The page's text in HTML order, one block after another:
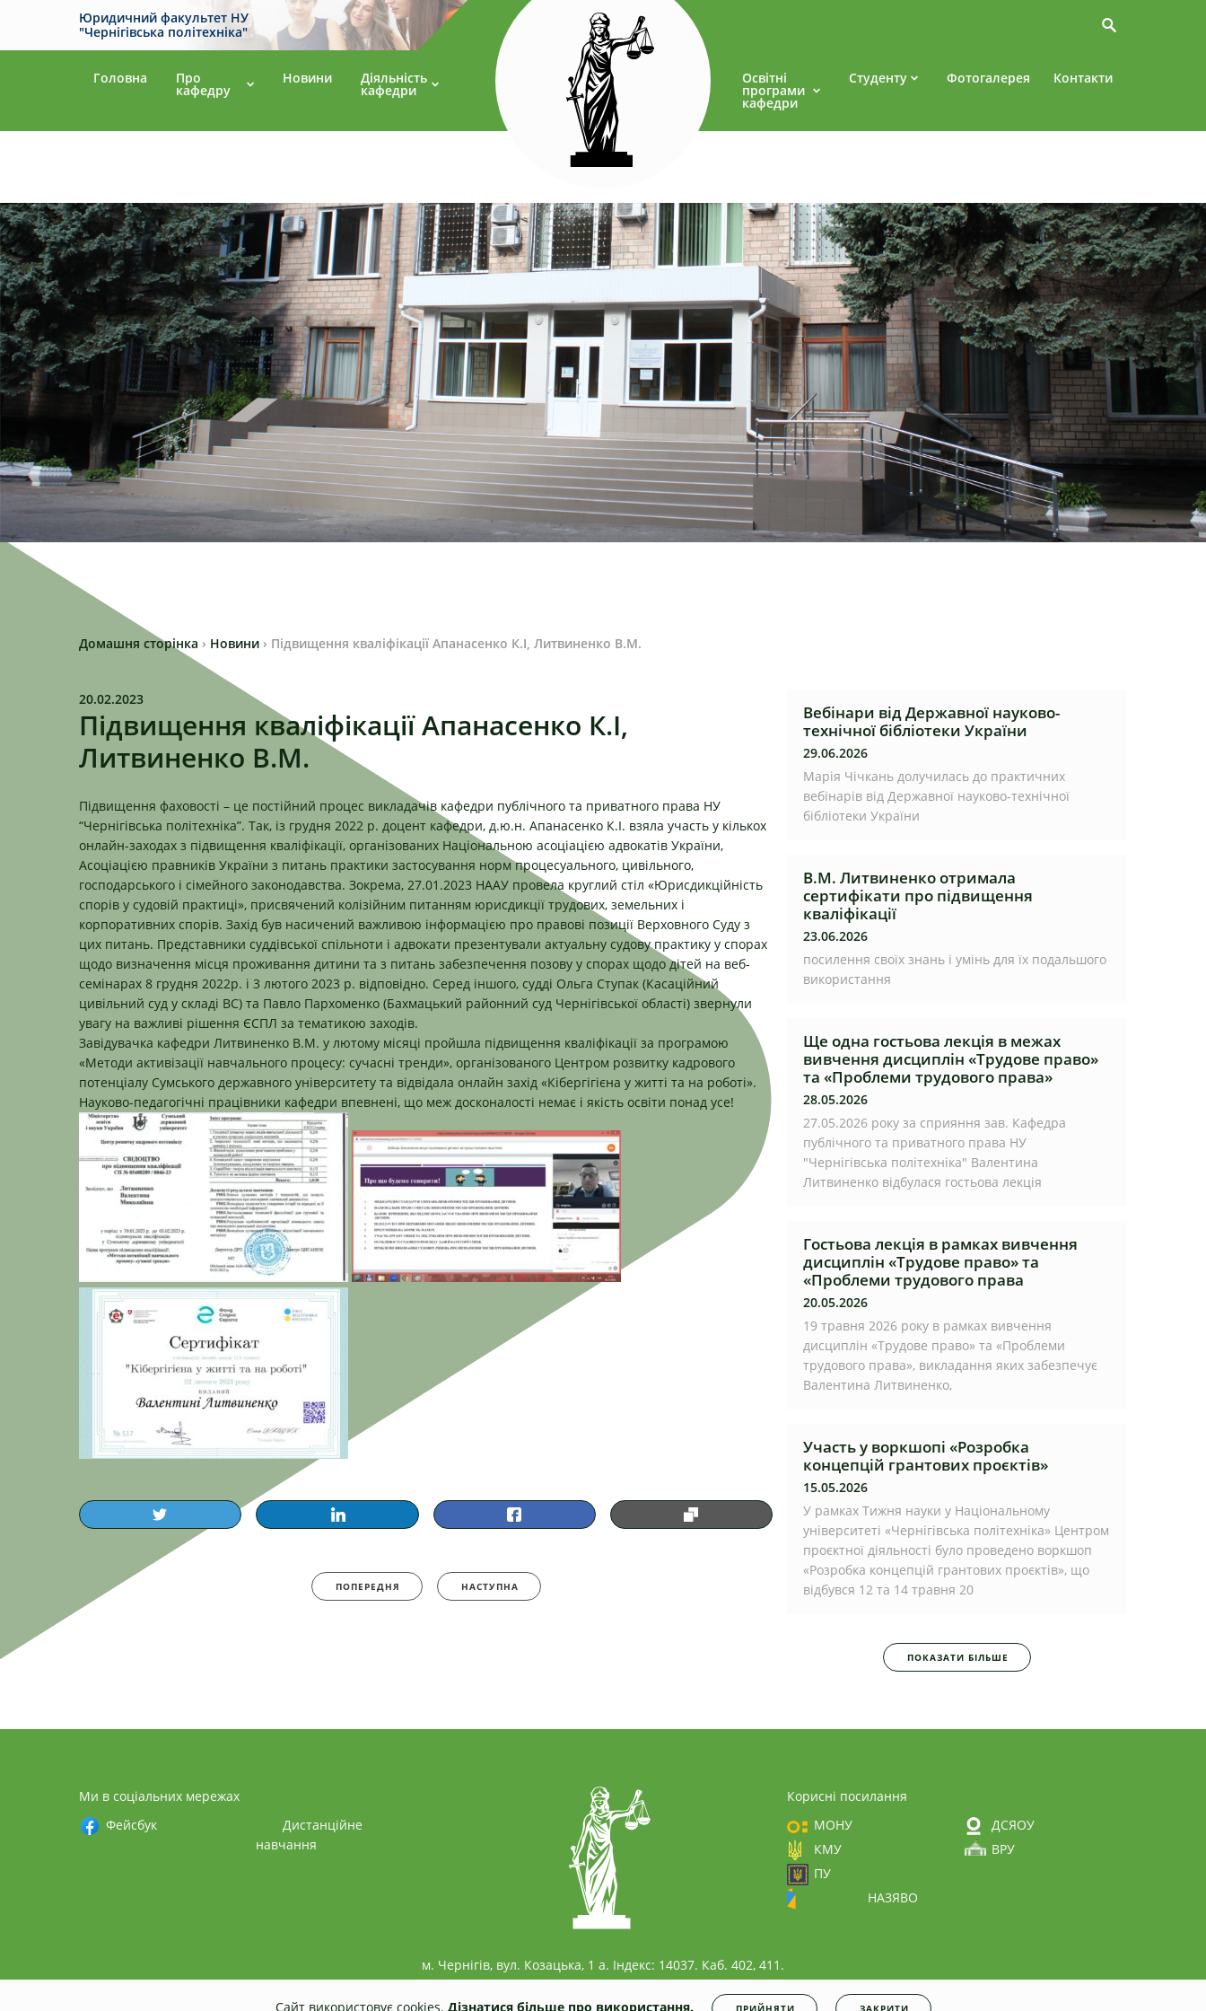
Юридичний факультет НУ
"Чернігівська політехніка"
Головна Про
кафедру
Новини Діяльність
кафедри
Освітні
програми
кафедри
Студенту Фотогалерея Контакти
Домашня сторінка › Новини › Підвищення кваліфікації Апанасенко К.І, Литвиненко В.М.
20.02.2023
Підвищення кваліфікації Апанасенко К.І,
Литвиненко В.М.
Підвищення фаховості – це постійний процес викладачів кафедри публічного та приватного права НУ
“Чернігівська політехніка”. Так, із грудня 2022 р. доцент кафедри, д.ю.н. Апанасенко К.І. взяла участь у кількох
онлайн-заходах з підвищення кваліфікації, організованих Національною асоціацією адвокатів України,
Асоціацією правників України з питань практики застосування норм процесуального, цивільного,
господарського і сімейного законодавства. Зокрема, 27.01.2023 НААУ провела круглий стіл «Юрисдикційність
спорів у судовій практиці», присвячений колізійним питанням юрисдикції трудових, земельних і
корпоративних спорів. Захід був насичений важливою інформацією про правові позиції Верховного Суду з
цих питань. Представники суддівської спільноти і адвокати презентували актуальну судову практику у спорах
щодо визначення місця проживання дитини та з питань забезпечення позову у спорах щодо дітей на веб-
семінарах 8 грудня 2022р. і 3 лютого 2023 р. відповідно. Серед іншого, судді Ольга Ступак (Касаційний
цивільний суд у складі ВС) та Павло Пархоменко (Бахмацький районний суд Чернігівської області) звернули
увагу на важливі рішення ЄСПЛ за тематикою заходів.
Завідувачка кафедри Литвиненко В.М. у лютому місяці пройшла підвищення кваліфікації за програмою
«Методи активізації навчального процесу: сучасні тренди», організованого Центром розвитку кадрового
потенціалу Сумського державного університету та відвідала онлайн захід «Кібергігієна у житті та на роботі».
Науково-педагогічні працівники кафедри впевнені, що меж досконалості немає і якість освіти понад усе!
ПОПЕРЕДНЯ НАСТУПНА
Вебінари від Державної науково-
технічної бібліотеки України
29.06.2026
Марія Чічкань долучилась до практичних
вебінарів від Державної науково-технічної
бібліотеки України
В.М. Литвиненко отримала
сертифікати про підвищення
кваліфікації
23.06.2026
посилення своїх знань і умінь для їх подальшого
використання
Ще одна гостьова лекція в межах
вивчення дисциплін «Трудове право»
та «Проблеми трудового права»
28.05.2026
27.05.2026 року за сприяння зав. Кафедра
публічного та приватного права НУ
"Чернігівська політехніка" Валентина
Литвиненко відбулася гостьова лекція
Гостьова лекція в рамках вивчення
дисциплін «Трудове право» та
«Проблеми трудового права
20.05.2026
19 травня 2026 року в рамках вивчення
дисциплін «Трудове право» та «Проблеми
трудового права», викладання яких забезпечує
Валентина Литвиненко,
Участь у воркшопі «Розробка
концепцій грантових проєктів»
15.05.2026
У рамках Тижня науки у Національному
університеті «Чернігівська політехніка» Центром
проєктної діяльності було проведено воркшоп
«Розробка концепцій грантових проєктів», що
відбувся 12 та 14 травня 20
ПОКАЗАТИ БІЛЬШЕ
Ми в соціальних мережах
Фейсбук
Дистанційне
навчання
Корисні посилання
МОНУ
ДСЯОУ
КМУ
ВРУ
ПУ
НАЗЯВО
м. Чернігів, вул. Козацька, 1 а. Індекс: 14037. Каб. 402, 411.
Сайт використовує cookies. Дізнатися більше про використання. ПРИЙНЯТИ ЗАКРИТИ